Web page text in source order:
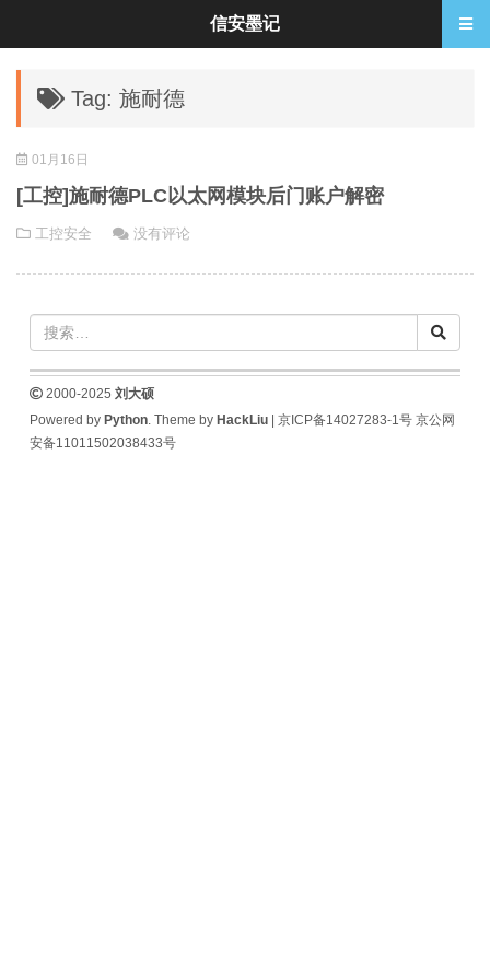
Tag: 施耐德
01月16日
[工控]施耐德PLC以太网模块后门账户解密
工控安全 没有评论
2000-2025 刘大硕
Powered by Python. Theme by HackLiu| 京ICP备14027283-1号 京公网
安备11011502038433号
信安墨记